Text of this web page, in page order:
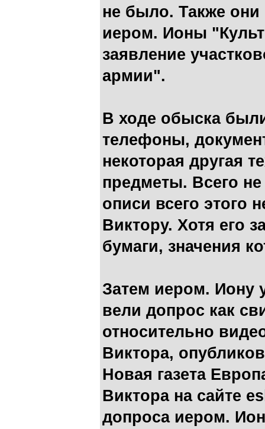
не было. Также они
иером. Ионы
заявление
армии".
В ходе обыска
телефоны,
некоторая другая
предметы. Всего
описи всего этого
Виктору. Хотя его
бумаги, значения
Затем иером. Иону
вели допрос как
относительно
Виктора,
Новая газета
Виктора на сайте
допроса иером.